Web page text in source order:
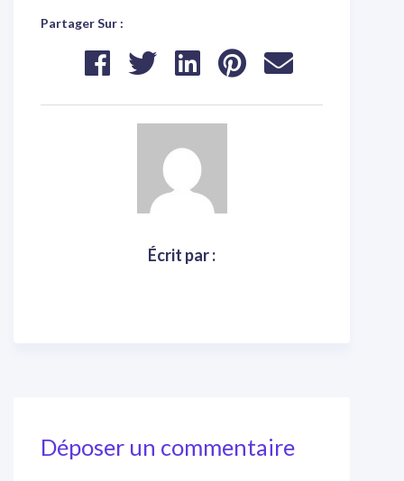
Partager Sur :
Écrit par :
Déposer un commentaire